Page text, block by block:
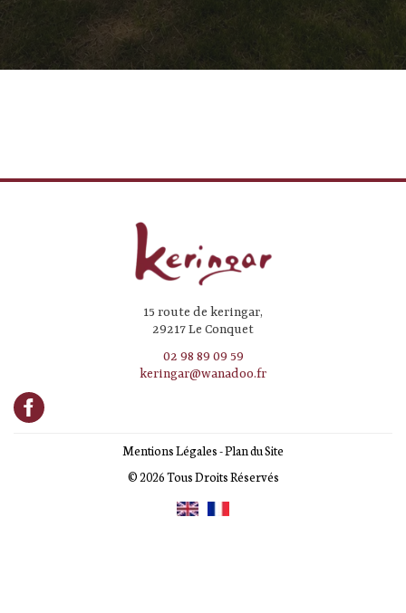
15 route de keringar,
29217 Le Conquet
02 98 89 09 59
keringar@wanadoo.fr
Mentions Légales-Plan du Site
© 2026 Tous Droits Réservés